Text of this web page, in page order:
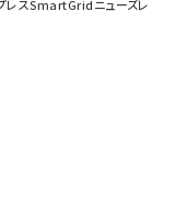
スSmartGridニューズレ